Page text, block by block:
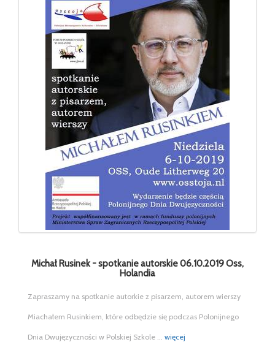
Michał Rusinek - spotkanie autorskie 06.10.2019 Oss,
Holandia
Zapraszamy na spotkanie autorkie z pisarzem, autorem wierszy
Miachałem Rusinkiem, które odbędzie się podczas Polonijnego
Dnia Dwujęzyczności w Polskiej Szkole ... więcej